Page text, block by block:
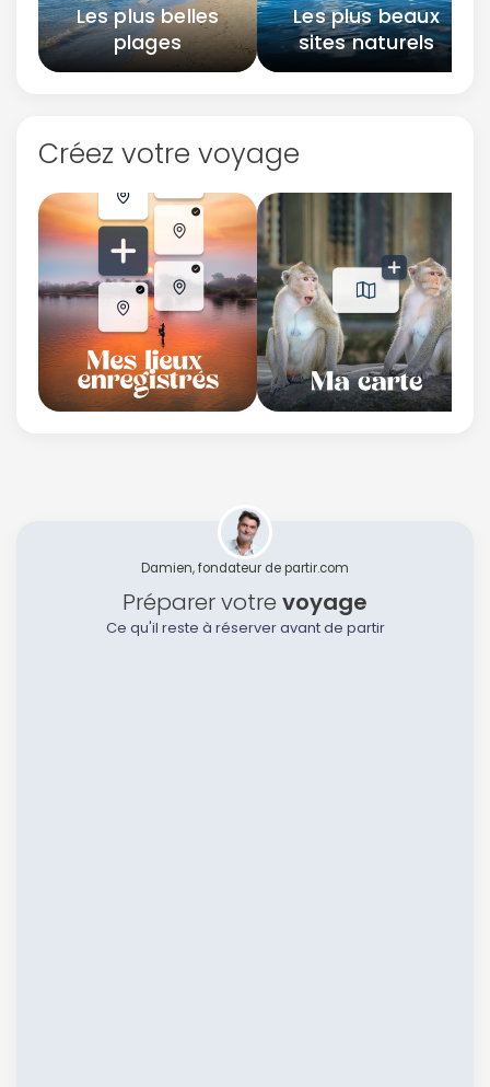
Les plus belles
plages
Les plus beaux
sites naturels
Créez votre voyage
Damien, fondateur de partir.com
Préparer votre voyage
Ce qu'il reste à réserver avant de partir